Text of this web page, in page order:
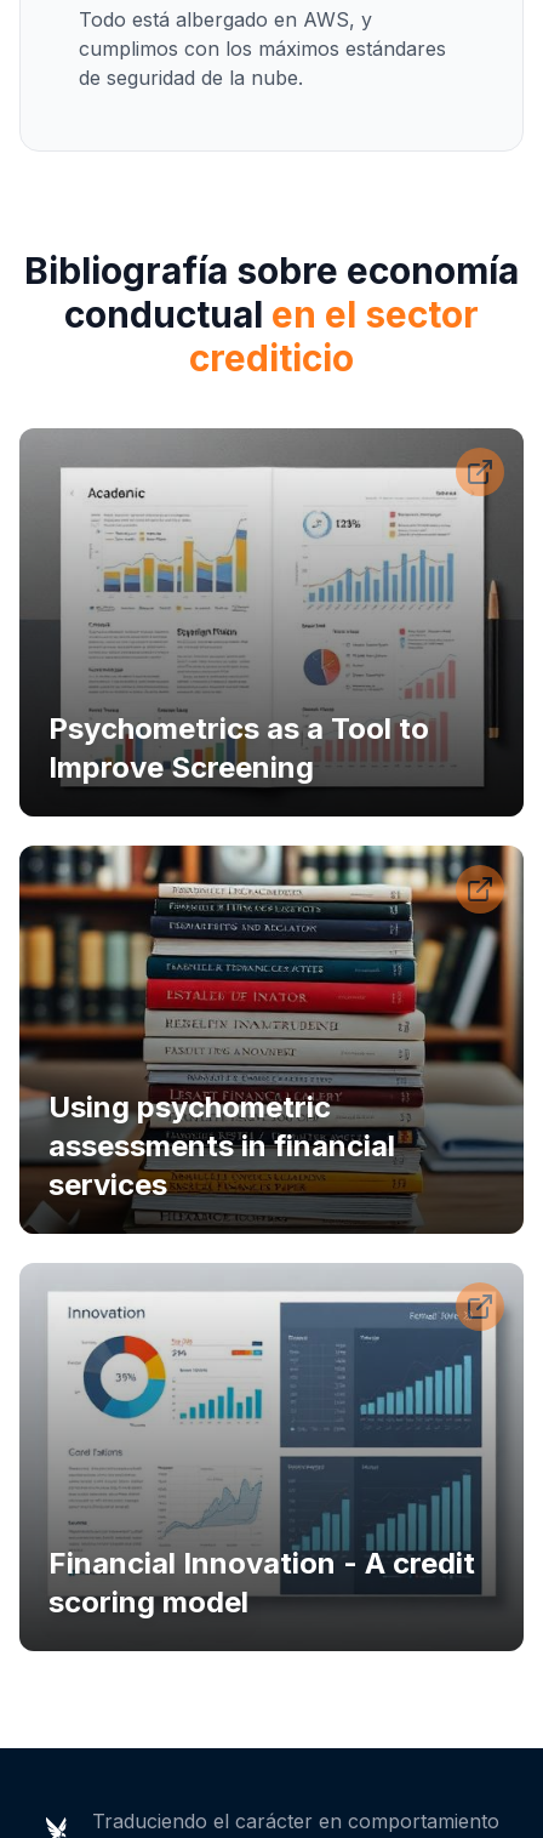
Todo está albergado en AWS, y
cumplimos con los máximos estándares
de seguridad de la nube.
Bibliografía sobre economía
conductual en el sector
crediticio
Psychometrics as a Tool to
Improve Screening
Using psychometric
assessments in financial
services
Financial Innovation - A credit
scoring model
Traduciendo el carácter en comportamiento